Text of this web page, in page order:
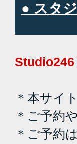
● スタ
Studio246
＊本サイ
＊ご予約
＊ご予約